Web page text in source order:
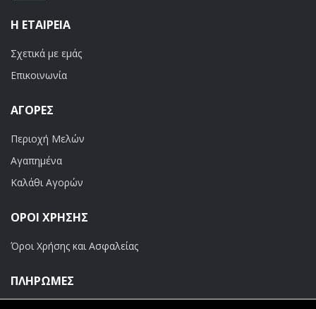
Η ΕΤΑΙΡΕΊΑ
Σχετικά με εμάς
Επικοινωνία
ΑΓΟΡΈΣ
Περιοχή Μελών
Αγαπημένα
Καλάθι Αγορών
ΟΡΟΙ ΧΡΗΣΗΣ
Όροι Χρήσης και Ασφαλείας
ΠΛΗΡΩΜΕΣ